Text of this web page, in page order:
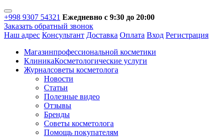
+998 9307 54321 Ежедневно с 9:30 до 20:00
Заказать обратный звонок
Наш адрес Консультант Доставка Оплата Вход Регистрация
Магазинпрофессиональной косметики
КлиникаКосметологические услуги
Журналсоветы косметолога
Новости
Статьи
Полезные видео
Отзывы
Бренды
Советы косметолога
Помощь покупателям